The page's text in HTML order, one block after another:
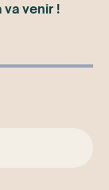
va venir !